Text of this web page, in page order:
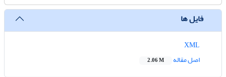
فایل ها
اصل مقاله
2.06 M